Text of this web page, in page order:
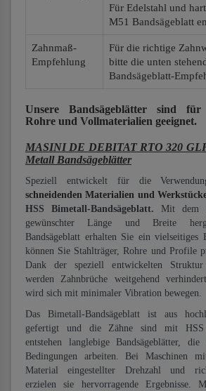
Für Edelstahl und
M51 Bandsägeblatt
Zahnmaß-
Empfehlung
Für die richtige
bitte die unten
Bandsägeblatt-
Unsere Bandsägeblätter sind für
Rohre und Vollmaterialien geeignet.
MASINI DE DEBITAT RTO 320
Metall Bandsägeblätter
Speziell entwickelt für die
schneidenden Materialien und
HSS Bimetall-Bandsägeblatt. Mit dem
gewünschter Länge und Breite
Bandsägeblatt erhalten Sie ein vielseitiges
können Sie Stahlträger, Rohre und Profile
Dank der speziell entwickelten Struktur
werden Zahnbrüche weitgehend
wird sich mit minimaler Vibration bewegen.
Das Bimetall-Bandsägeblatt ist aus
gefertigt und die Zähne sind mit HSS
entstehen langlebige Bandsägeblätter,
Bedingungen arbeiten. Bei Maschinen
Material eingestellter Drehzahl und
erzielen sie hervorragende Ergebnisse.